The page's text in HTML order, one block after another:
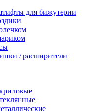
для бижутерии
/ расширители